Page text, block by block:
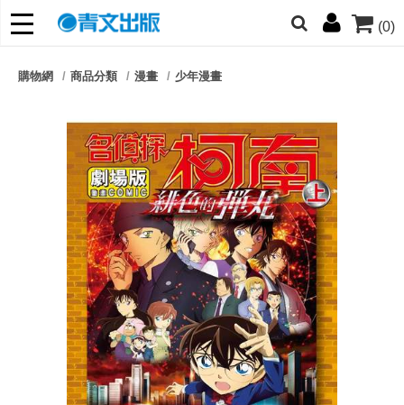
(0)
朋友們，提高警覺！
購物網 商品分類 漫畫 少年漫畫